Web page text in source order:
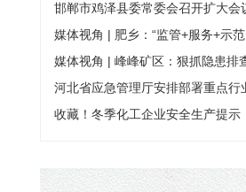
邯郸市鸡泽县委常委会召开扩大会
媒体视角 | 肥乡：“监管+服务+示范
媒体视角 | 峰峰矿区：狠抓隐患排
河北省应急管理厅安排部署重点行
收藏！冬季化工企业安全生产提示